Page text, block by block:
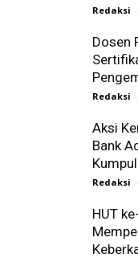
Redaksi -
Dosen
Redaksi -
Aksi
Bank
Redaksi -
HUT